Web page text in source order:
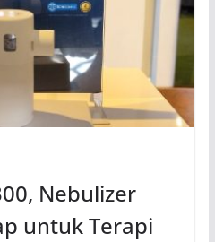
Nebulizer
untuk Terapi